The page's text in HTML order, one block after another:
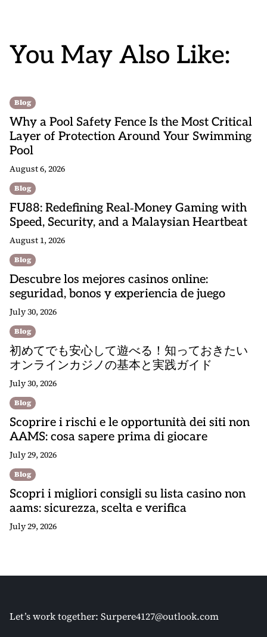
You May Also Like:
Blog
Why a Pool Safety Fence Is the Most Critical
Layer of Protection Around Your Swimming
Pool
August 6, 2026
Blog
FU88: Redefining Real‑Money Gaming with
Speed, Security, and a Malaysian Heartbeat
August 1, 2026
Blog
Descubre los mejores casinos online:
seguridad, bonos y experiencia de juego
July 30, 2026
Blog
初めてでも安心して遊べる！知っておきたい
オンラインカジノの基本と実践ガイド
July 30, 2026
Blog
Scoprire i rischi e le opportunità dei siti non
AAMS: cosa sapere prima di giocare
July 29, 2026
Blog
Scopri i migliori consigli su lista casino non
aams: sicurezza, scelta e verifica
July 29, 2026
Let’s work together: Surpere4127@outlook.com